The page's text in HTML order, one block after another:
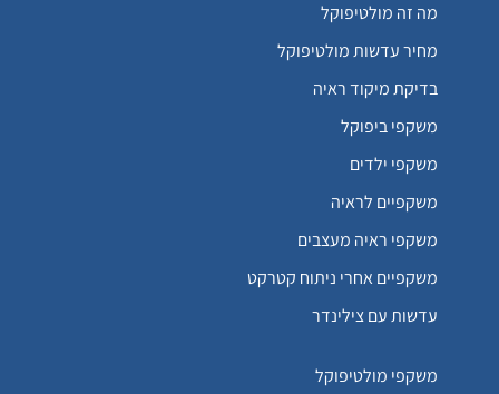
מה זה מולטיפוקל
מחיר עדשות מולטיפוקל
בדיקת מיקוד ראיה
משקפי ביפוקל
משקפי ילדים
משקפיים לראיה
משקפי ראיה מעצבים
משקפיים אחרי ניתוח קטרקט
עדשות עם צילינדר
משקפי מולטיפוקל